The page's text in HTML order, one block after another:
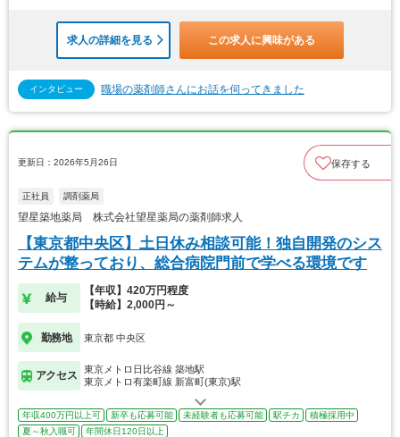
求人の詳細を見る この求人に興味がある
インタビュー 職場の薬剤師さんにお話を伺ってきました
更新日：2026年5月26日 保存する
正社員 調剤薬局
望星築地薬局 株式会社望星薬局の薬剤師求人
【東京都中央区】土日休み相談可能！独自開発のシス
テムが整っており、総合病院門前で学べる環境です
給与
【年収】420万円程度
【時給】2,000円～
勤務地 東京都 中央区
アクセス
東京メトロ日比谷線 築地駅
東京メトロ有楽町線 新富町(東京)駅
年収400万円以上可 新卒も応募可能 未経験者も応募可能 駅チカ
積極採用中
夏～秋入職可
年間休日120日以上